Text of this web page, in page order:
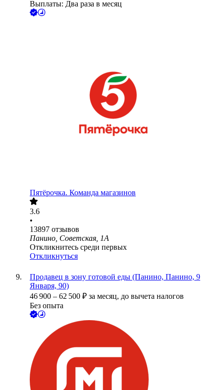
Выплаты: Два раза в месяц
Пятёрочка. Команда магазинов
3.6
•
13897 отзывов
Панино, Советская, 1А
Откликнитесь среди первых
Откликнуться
Продавец в зону готовой еды (Панино, Панино, 9
Января, 90)
46 900 – 62 500 ₽ за месяц, до вычета налогов
Без опыта